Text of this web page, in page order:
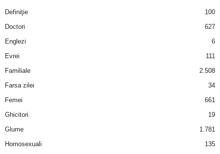
Definiţie
100
Doctori
627
Englezi
6
Evrei
111
Familiale
2.508
Farsa zilei
34
Femei
661
Ghicitori
19
Glume
1.781
Homosexuali
135